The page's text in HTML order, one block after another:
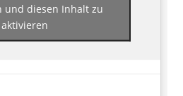
und diesen Inhalt zu
aktivieren